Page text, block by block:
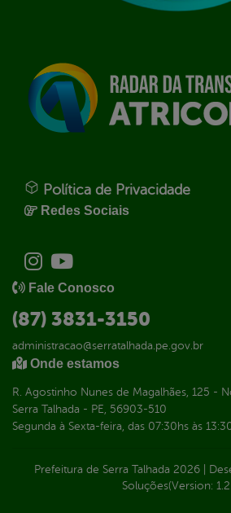
Política de Privacidade
Redes Sociais
Fale Conosco
(87) 3831-3150
administracao@serratalhada.pe.gov.br
Onde estamos
R. Agostinho Nunes de Magalhães, 125 -
Serra Talhada - PE, 56903-510
Segunda à Sexta-feira, das 07:30hs às
Prefeitura de Serra Talhada 2026
Soluções(Version: